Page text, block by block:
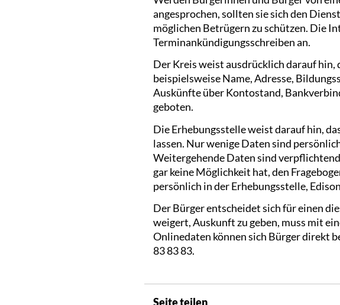
angesprochen, sollten sie sich den
möglichen Betrügern zu schützen. Die
Terminankündigungsschreiben an.
Der Kreis weist ausdrücklich darauf hin,
beispielsweise Name, Adresse,
Auskünfte über Kontostand,
geboten.
Die Erhebungsstelle weist darauf hin,
lassen. Nur wenige Daten sind
Weitergehende Daten sind
gar keine Möglichkeit hat, den
persönlich in der Erhebungsstelle,
Der Bürger entscheidet sich für einen
weigert, Auskunft zu geben, muss mit
Onlinedaten können sich Bürger direkt
83 83 83.
Seite teilen